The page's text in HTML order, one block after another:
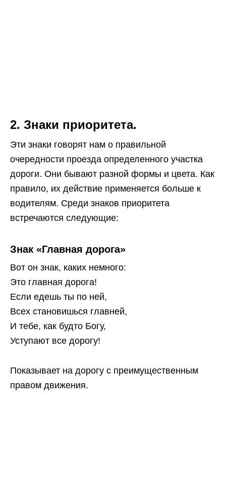
2. Знаки приоритета.
Эти знаки говорят нам о правильной
очередности проезда определенного участка
дороги. Они бывают разной формы и цвета. Как
правило, их действие применяется больше к
водителям. Среди знаков приоритета
встречаются следующие:
Знак «Главная дорога»
Вот он знак, каких немного:
Это главная дорога!
Если едешь ты по ней,
Всех становишься главней,
И тебе, как будто Богу,
Уступают все дорогу!
Показывает на дорогу с преимущественным
правом движения.